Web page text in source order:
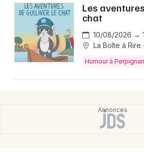
Les
chat
10/08/2026 →
La Boîte à Rire
Humour à Perpignan